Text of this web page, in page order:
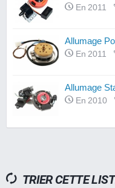
En 2011
Allumage
En 2011
Allumage
En 2010
TRIER CETTE